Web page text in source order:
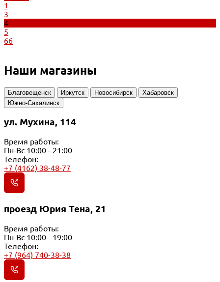
1
3
4
5
66
Наши магазины
Благовещенск Иркутск Новосибирск
Хабаровск
Южно-Сахалинск
ул. Мухина, 114
Время работы:
Пн-Вс 10:00 - 21:00
Телефон:
+7 (4162) 38-48-77
проезд Юрия Тена, 21
Время работы:
Пн-Вс 10:00 - 19:00
Телефон:
+7 (964) 740-38-38